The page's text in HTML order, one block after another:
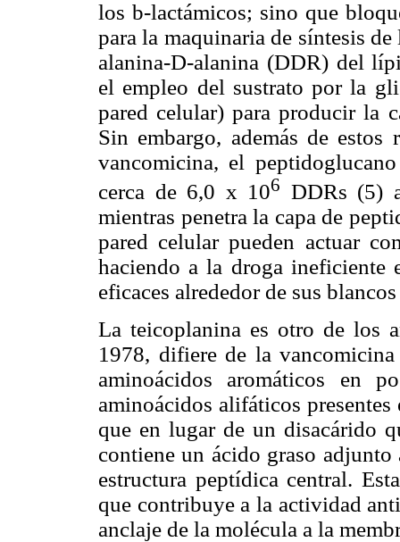
los b-lactámicos; sino que
para la maquinaria de síntesis
alanina-D-alanina (DDR) del
el empleo del sustrato por la
pared celular) para producir la
Sin embargo, además de
vancomicina, el
cerca de 6,0 x 106 DDRs (5)
mientras penetra la capa de
pared celular pueden actuar
haciendo a la droga ineficiente
eficaces alrededor de sus
La teicoplanina es otro de los
1978, difiere de la
aminoácidos aromáticos en
aminoácidos alifáticos
que en lugar de un disacárido
contiene un ácido graso
estructura peptídica central.
que contribuye a la actividad
anclaje de la molécula a la